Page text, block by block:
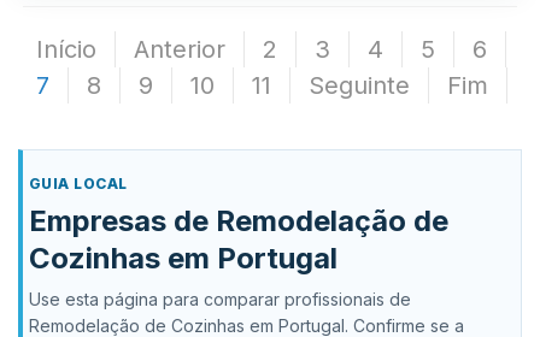
Início Anterior 2 3 4 5
6
7
8 9 10 11 Seguinte Fim
GUIA LOCAL
Empresas de Remodelação de
Cozinhas em Portugal
Use esta página para comparar profissionais de
Remodelação de Cozinhas em Portugal. Confirme se a